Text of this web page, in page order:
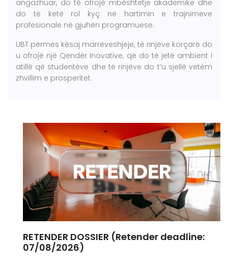
angazhuar, do të ofrojë mbështetje akademike dhe
do të ketë rol kyç në hartimin e trajnimeve
profesionale në gjuhën programuese.
UBT përmes kësaj marrëveshjeje, të rinjëve korçarë do
u ofrojë një Qendër Inovative, që do të jetë ambient i
atillë që studentëve dhe të rinjëve do t’u sjellë vetëm
zhvillim e prosperitet.
RETENDER DOSSIER (Retender deadline:
07/08/2026)